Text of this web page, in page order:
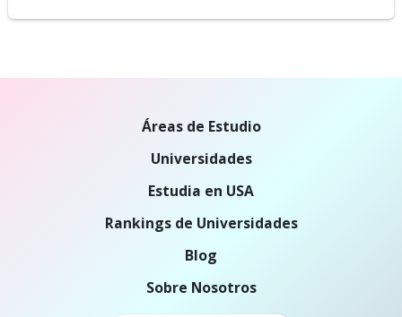
Áreas de Estudio
Universidades
Estudia en USA
Rankings de Universidades
Blog
Sobre Nosotros